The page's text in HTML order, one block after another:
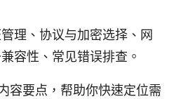
理、协议与加密选择、网
容性、常见错误排查。
容要点，帮助你快速定位需